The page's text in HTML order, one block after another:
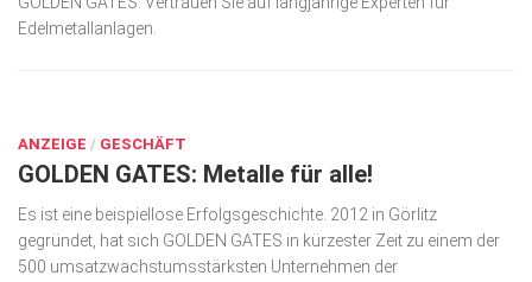
Kunst & Kultur
Podcast
Top Branchen
SACHSEN IN PARIS
Edelmetallanlagen.
ANZEIGE / GESCHÄFT
GOLDEN GATES: Metalle für alle!
Es ist eine beispiellose Erfolgsgeschichte. 2012 in Görlitz
gegründet, hat sich GOLDEN GATES in kürzester Zeit zu einem der
500 umsatzwachstumsstärksten Unternehmen der